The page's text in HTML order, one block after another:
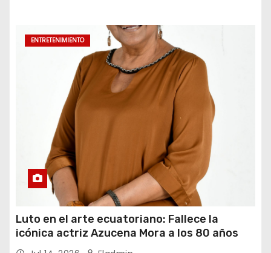
ENTRETENIMIENTO
Luto en el arte ecuatoriano: Fallece la
icónica actriz Azucena Mora a los 80 años